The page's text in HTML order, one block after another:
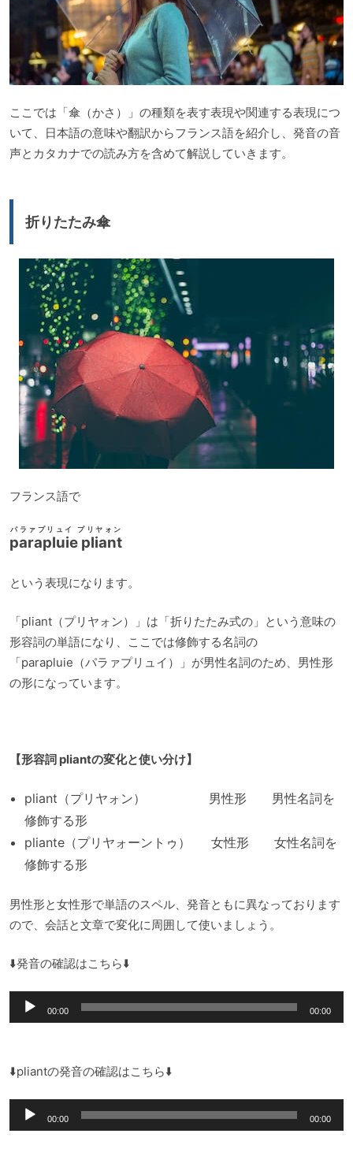
ここでは「傘（かさ）」の種類を表す表現や関連する表現につ
いて、日本語の意味や翻訳からフランス語を紹介し、発音の音
声とカタカナでの読み方を含めて解説していきます。
折りたたみ傘
フランス語で
parapluie pliant
パラァプリュイ プリヤォン
という表現になります。
「pliant（プリヤォン）」は「折りたたみ式の」という意味の
形容詞の単語になり、ここでは修飾する名詞の
「parapluie（パラァプリュイ）」が男性名詞のため、男性形
の形になっています。
【形容詞 pliantの変化と使い分け】
pliant（プリヤォン） 男性形 男性名詞を
修飾する形
pliante（プリヤォーントゥ） 女性形 女性名詞を
修飾する形
男性形と女性形で単語のスペル、発音ともに異なっております
ので、会話と文章で変化に周囲して使いましょう。
⬇️発音の確認はこちら⬇️
声
レ
ー
00:00 00:00
⬇️pliantの発音の確認はこちら⬇️
声
00:00 00:00